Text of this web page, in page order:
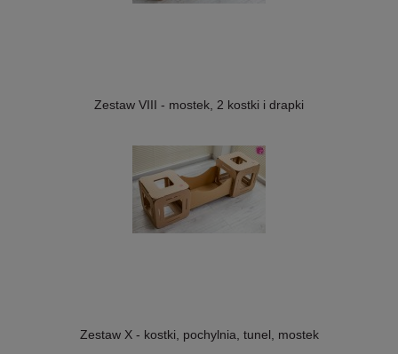
Zestaw VIII - mostek, 2 kostki i drapki
Zestaw X - kostki, pochylnia, tunel, mostek